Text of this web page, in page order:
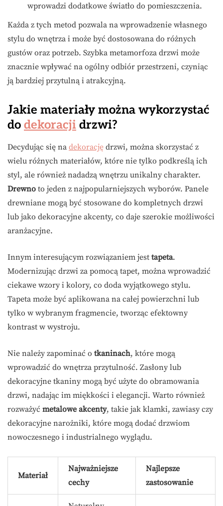
wprowadzi dodatkowe światło do pomieszczenia.
Każda z tych metod pozwala na wprowadzenie własnego
stylu do wnętrza i może być dostosowana do różnych
gustów oraz potrzeb. Szybka metamorfoza drzwi może
znacznie wpływać na ogólny odbiór przestrzeni, czyniąc
ją bardziej przytulną i atrakcyjną.
Jakie materiały można wykorzystać
do dekoracji drzwi?
Decydując się na dekorację drzwi, można skorzystać z
wielu różnych materiałów, które nie tylko podkreślą ich
styl, ale również nadadzą wnętrzu unikalny charakter.
Drewno to jeden z najpopularniejszych wyborów. Panele
drewniane mogą być stosowane do kompletnych drzwi
lub jako dekoracyjne akcenty, co daje szerokie możliwości
aranżacyjne.
Innym interesującym rozwiązaniem jest tapeta.
Modernizując drzwi za pomocą tapet, można wprowadzić
ciekawe wzory i kolory, co doda wyjątkowego stylu.
Tapeta może być aplikowana na całej powierzchni lub
tylko w wybranym fragmencie, tworząc efektowny
kontrast w wystroju.
Nie należy zapominać o tkaninach, które mogą
wprowadzić do wnętrza przytulność. Zasłony lub
dekoracyjne tkaniny mogą być użyte do obramowania
drzwi, nadając im miękkości i elegancji. Warto również
rozważyć metalowe akcenty, takie jak klamki, zawiasy czy
dekoracyjne narożniki, które mogą dodać drzwiom
nowoczesnego i industrialnego wyglądu.
Materiał
Najważniejsze
cechy
Najlepsze
zastosowanie